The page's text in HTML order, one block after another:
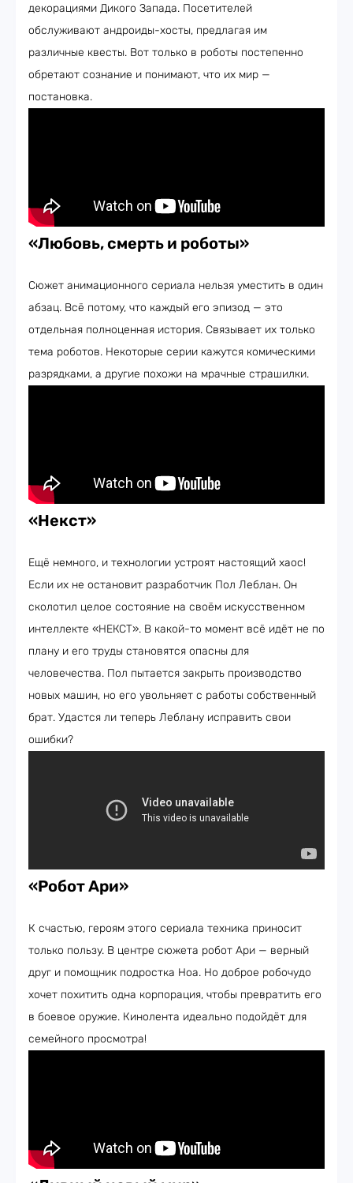
декорациями Дикого Запада. Посетителей
обслуживают андроиды-хосты, предлагая им
различные квесты. Вот только в роботы постепенно
обретают сознание и понимают, что их мир —
постановка.
«Любовь, смерть и роботы»
Сюжет анимационного сериала нельзя уместить в один
абзац. Всё потому, что каждый его эпизод — это
отдельная полноценная история. Связывает их только
тема роботов. Некоторые серии кажутся комическими
разрядками, а другие похожи на мрачные страшилки.
«Некст»
Ещё немного, и технологии устроят настоящий хаос!
Если их не остановит разработчик Пол Леблан. Он
сколотил целое состояние на своём искусственном
интеллекте «НЕКСТ». В какой-то момент всё идёт не по
плану и его труды становятся опасны для
человечества. Пол пытается закрыть производство
новых машин, но его увольняет с работы собственный
брат. Удастся ли теперь Леблану исправить свои
ошибки?
«Робот Ари»
К счастью, героям этого сериала техника приносит
только пользу. В центре сюжета робот Ари — верный
друг и помощник подростка Ноа. Но доброе робочудо
хочет похитить одна корпорация, чтобы превратить его
в боевое оружие. Кинолента идеально подойдёт для
семейного просмотра!